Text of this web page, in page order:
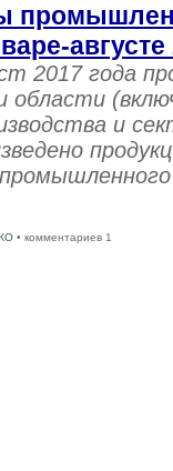
августе
2017 года
области
и
• комментариев 1